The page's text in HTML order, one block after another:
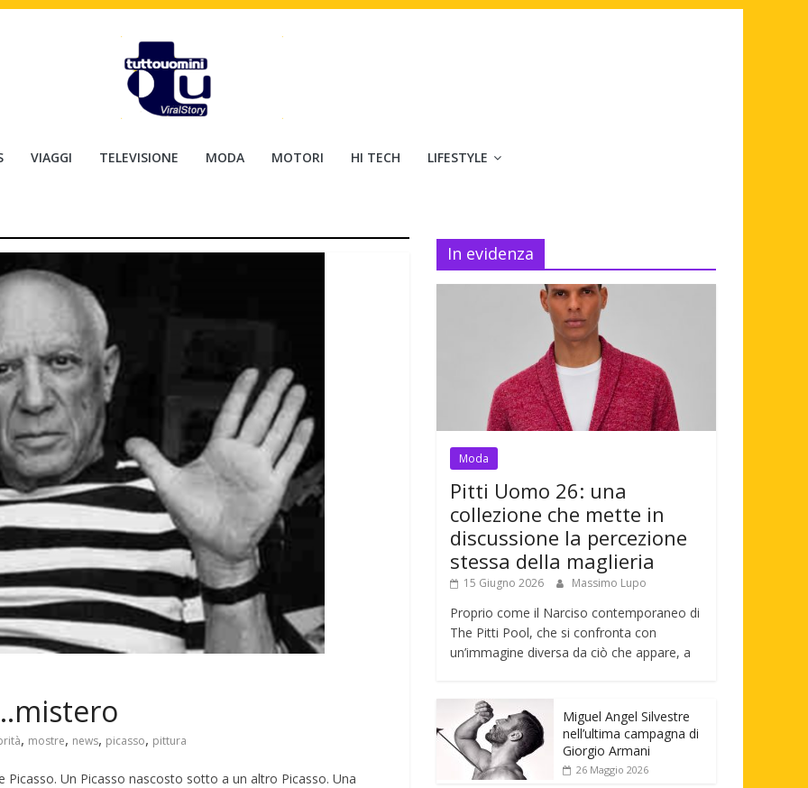
VIAGGI TELEVISIONE MODA MOTORI HI TECH LIFESTYLE
, mostre, news, picasso, pittura
Un Picasso nascosto sotto a un altro Picasso. Una
In evidenza
Moda
Pitti Uomo 26: una
collezione che mette in
discussione la percezione
stessa della maglieria
15 Giugno 2026 Massimo Lupo
Proprio come il Narciso contemporaneo di
The Pitti Pool, che si confronta con
un’immagine diversa da ciò che appare, a
Miguel Angel Silvestre
nell’ultima campagna di
Giorgio Armani
26 Maggio 2026